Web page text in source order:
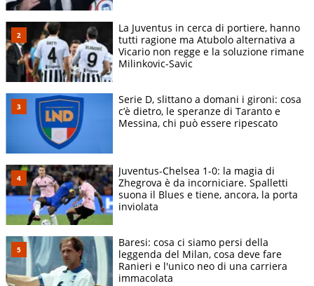
La Juventus in cerca di portiere, hanno
tutti ragione ma Atubolo alternativa a
Vicario non regge e la soluzione rimane
Milinkovic-Savic
Serie D, slittano a domani i gironi: cosa
c’è dietro, le speranze di Taranto e
Messina, chi può essere ripescato
Juventus-Chelsea 1-0: la magia di
Zhegrova è da incorniciare. Spalletti
suona il Blues e tiene, ancora, la porta
inviolata
Baresi: cosa ci siamo persi della
leggenda del Milan, cosa deve fare
Ranieri e l'unico neo di una carriera
immacolata